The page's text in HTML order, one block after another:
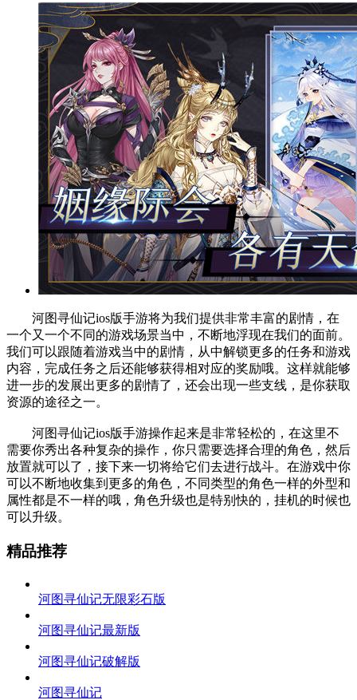
河图寻仙记ios版手游将为我们提供非常丰富的剧情，在
一个又一个不同的游戏场景当中，不断地浮现在我们的面前。
我们可以跟随着游戏当中的剧情，从中解锁更多的任务和游戏
内容，完成任务之后还能够获得相对应的奖励哦。这样就能够
进一步的发展出更多的剧情了，还会出现一些支线，是你获取
资源的途径之一。
河图寻仙记ios版手游操作起来是非常轻松的，在这里不
需要你秀出各种复杂的操作，你只需要选择合理的角色，然后
放置就可以了，接下来一切将给它们去进行战斗。在游戏中你
可以不断地收集到更多的角色，不同类型的角色一样的外型和
属性都是不一样的哦，角色升级也是特别快的，挂机的时候也
可以升级。
精品推荐
河图寻仙记无限彩石版
河图寻仙记最新版
河图寻仙记破解版
河图寻仙记